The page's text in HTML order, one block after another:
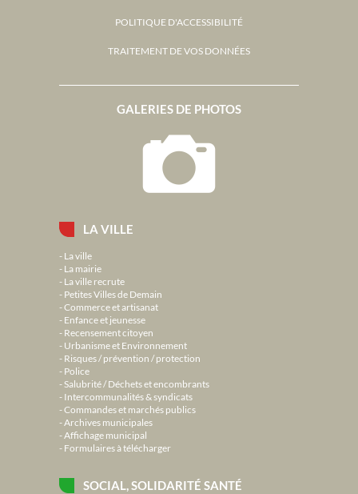
LA VILLE
La ville
La mairie
La ville recrute
Petites Villes de Demain
Commerce et artisanat
Enfance et jeunesse
Recensement citoyen
Urbanisme et Environnement
Risques / prévention / protection
Police
Salubrité / Déchets et encombrants
Intercommunalités & syndicats
Commandes et marchés publics
Archives municipales
Affichage municipal
Formulaires à télécharger
SOCIAL, SOLIDARITÉ SANTÉ
GALERIES DE PHOTOS
POLITIQUE D'ACCESSIBILITÉ
TRAITEMENT DE VOS DONNÉES